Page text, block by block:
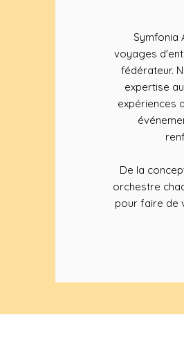
Symfonia
voyages
fédérateur.
expertise
expériences
De la
orchestre
pour faire de